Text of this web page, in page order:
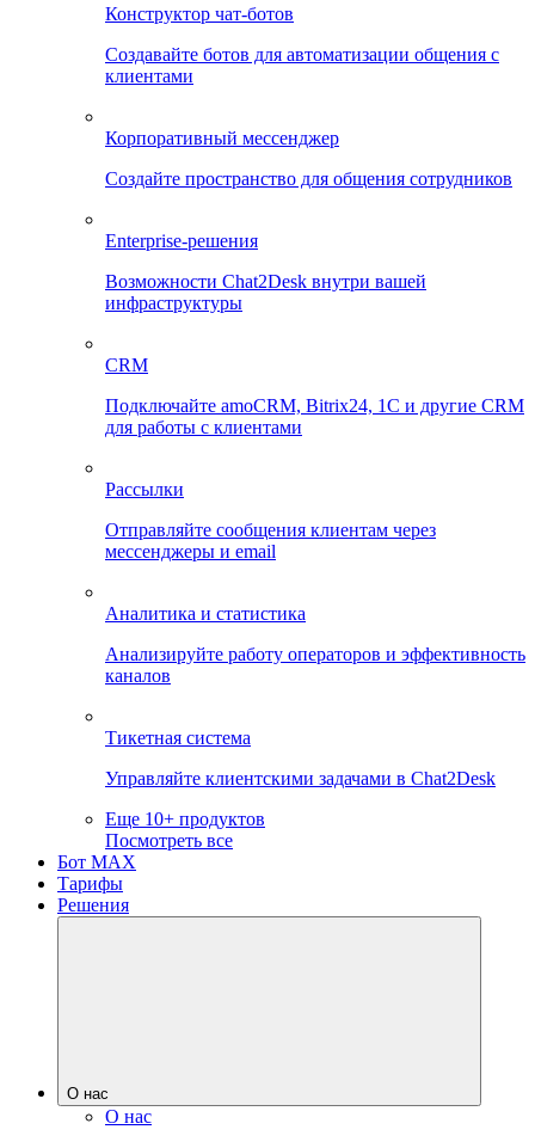
Конструктор чат-ботов
Создавайте ботов для автоматизации общения с
клиентами
Корпоративный мессенджер
Создайте пространство для общения сотрудников
Enterprise-решения
Возможности Chat2Desk внутри вашей
инфраструктуры
CRM
Подключайте amoCRM, Bitrix24, 1C и другие CRM
для работы с клиентами
Рассылки
Отправляйте сообщения клиентам через
мессенджеры и email
Аналитика и статистика
Анализируйте работу операторов и эффективность
каналов
Тикетная система
Управляйте клиентскими задачами в Chat2Desk
Еще 10+ продуктов
Посмотреть все
Бот MAX
Тарифы
Решения
О нас
О нас